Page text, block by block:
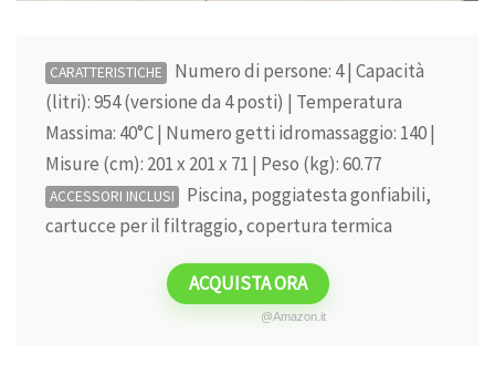
CARATTERISTICHE
Numero di persone: 4 | Capacità
(litri): 954 (versione da 4 posti) | Temperatura
Massima: 40°C | Numero getti idromassaggio: 140 |
Misure (cm): 201 x 201 x 71 | Peso (kg): 60.77
ACCESSORI INCLUSI
Piscina, poggiatesta gonfiabili,
cartucce per il filtraggio, copertura termica
ACQUISTA ORA
@Amazon.it